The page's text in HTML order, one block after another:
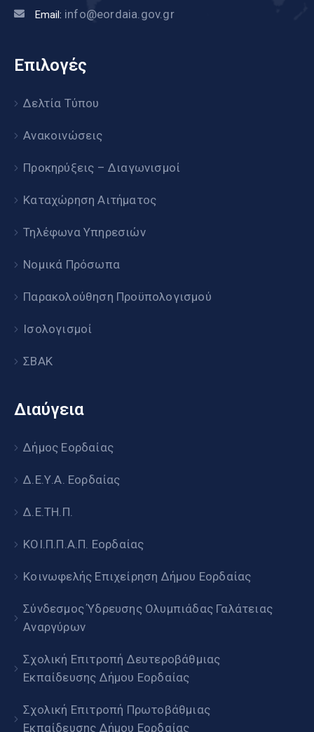
Email: info@eordaia.gov.gr
Επιλογές
Δελτία Τύπου
Ανακοινώσεις
Προκηρύξεις – Διαγωνισμοί
Καταχώρηση Αιτήματος
Τηλέφωνα Υπηρεσιών
Νομικά Πρόσωπα
Παρακολούθηση Προϋπολογισμού
Ισολογισμοί
ΣΒΑΚ
Διαύγεια
Δήμος Εορδαίας
Δ.Ε.Υ.Α. Εορδαίας
Δ.Ε.ΤΗ.Π.
ΚΟΙ.Π.Π.Α.Π. Εορδαίας
Κοινωφελής Επιχείρηση Δήμου Εορδαίας
Σύνδεσμος Ύδρευσης Ολυμπιάδας Γαλάτειας
Αναργύρων
Σχολική Επιτροπή Δευτεροβάθμιας
Εκπαίδευσης Δήμου Εορδαίας
Σχολική Επιτροπή Πρωτοβάθμιας
Εκπαίδευσης Δήμου Εορδαίας